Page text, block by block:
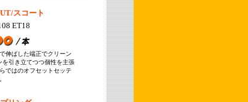
スコート
ET18
伸ばした端正でクリーン
を引き立てつつ個性を主張
ではのオフセットセッテ